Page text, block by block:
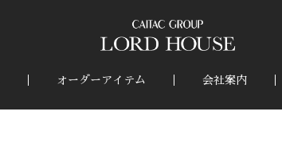
オーダーアイテム 会社案内